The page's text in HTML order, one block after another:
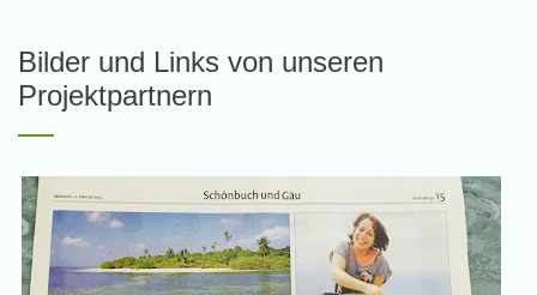
Bilder und Links von unseren
Projektpartnern